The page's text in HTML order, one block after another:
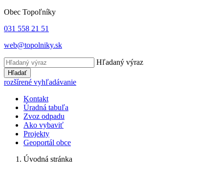
Obec Topoľníky
031 558 21 51
web@topolniky.sk
Hľadaný výraz
Hľadať
rozšírené vyhľadávanie
Kontakt
Úradná tabuľa
Zvoz odpadu
Ako vybaviť
Projekty
Geoportál obce
Úvodná stránka